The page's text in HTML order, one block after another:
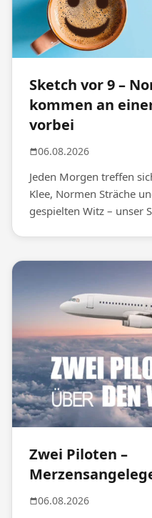
Sketch vor 9 –
kommen an
vorbei
06.08.2026
Jeden Morgen treffen
Klee, Normen Sträche
gespielten Witz – unser
Zwei Piloten –
06.08.2026